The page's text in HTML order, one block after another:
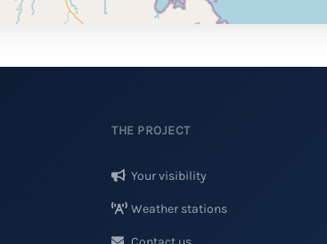
THE PROJECT
Your visibility
Weather stations